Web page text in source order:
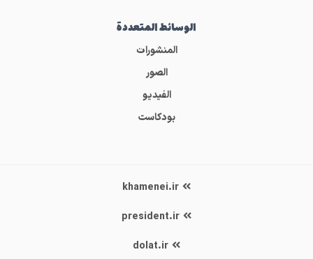
الوسائط المتعددة
المنشورات
الصور
الفيديو
بودكاست
khamenei.ir
president.ir
dolat.ir